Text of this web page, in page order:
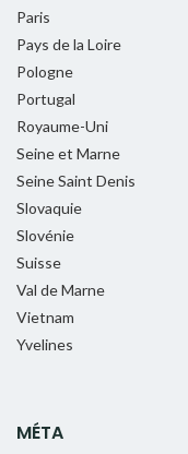
Paris
Pays de la Loire
Pologne
Portugal
Royaume-Uni
Seine et Marne
Seine Saint Denis
Slovaquie
Slovénie
Suisse
Val de Marne
Vietnam
Yvelines
MÉTA